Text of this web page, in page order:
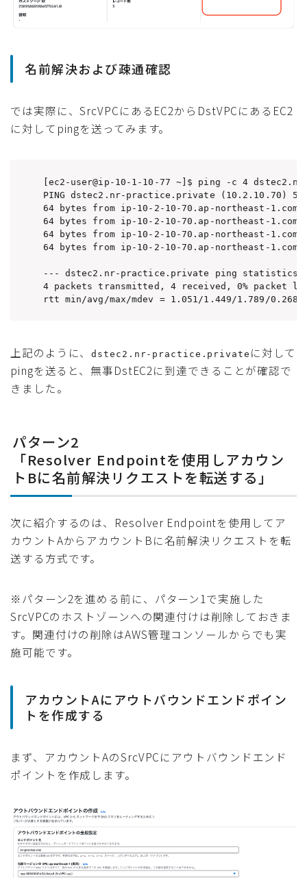
名前解決および疎通確認
では実際に、SrcVPCにあるEC2からDstVPCにあるEC2
に対してpingを送ってみます。
[ec2-user@ip-10-1-10-77 ~]$ ping -c 4
PING dstec2.nr-practice.private (10.2.10.70)
64 bytes from ip-10-2-10-70.ap-northeast-
64 bytes from ip-10-2-10-70.ap-northeast-
64 bytes from ip-10-2-10-70.ap-northeast-
64 bytes from ip-10-2-10-70.ap-northeast-
--- dstec2.nr-practice.private ping statistics
4 packets transmitted, 4 received, 0% packet
rtt min/avg/max/mdev = 1.051/1.449/1.789/0.268
上記のように、dstec2.nr-practice.private に対して
pingを送ると、無事DstEC2に到達できることが確認で
きました。
パターン2
「Resolver Endpointを使用しアカウン
トBに名前解決リクエストを転送する」
次に紹介するのは、Resolver Endpointを使用してア
カウントAからアカウントBに名前解決リクエストを転
送する方式です。
※パターン2を進める前に、パターン1で実施した
SrcVPCのホストゾーンへの関連付けは削除しておきま
す。関連付けの削除はAWS管理コンソールからでも実
施可能です。
アカウントAにアウトバウンドエンドポイン
トを作成する
まず、アカウントAのSrcVPCにアウトバウンドエンド
ポイントを作成します。